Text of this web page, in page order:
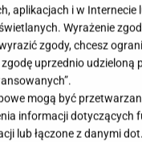
formy z
i ażurowe wzory
pozostając
To właśnie
a
elementem
aplikacjach i w Internecie
Wyrażenie
zgody, chcesz
uprzednio udzieloną
mogą być
informacji dotyczących
lub łączone z danymi